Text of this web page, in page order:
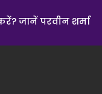
जानें परवीन शर्मा